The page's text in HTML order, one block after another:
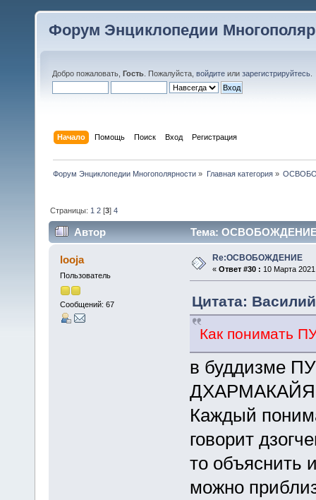
Форум Энциклопедии
Добро пожаловать, Гость . Пожалуйста, войдите или зарегистрируйтесь
Начало Помощь Поиск Вход Регистрация
Форум Энциклопедии Многополярности » Главная категория»
Страницы: 1 2 [3]4
Автор Тема: ОСВОБОЖДЕНИЕ
looja
Пользователь
Сообщений: 67
Re:ОСВОБОЖДЕНИЕ
« Ответ #30 : 10 Марта
Цитата:
Как понимать
в буддизме
ДХАРМАКАЙЯ
Каждый
говорит
то объяснить
можно